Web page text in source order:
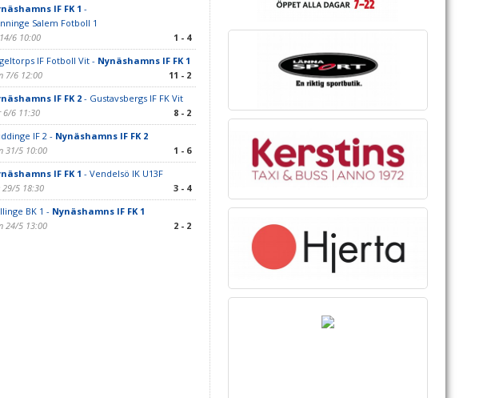
IF FK 1 -
Salem Fotboll 1
6 10:00
1 - 4
IF Fotboll Vit - Nynäshamns IF FK 1
7/6 12:00
11 - 2
IF FK 2- Gustavsbergs IF FK Vit
6/6 11:30
8 - 2
IF 2 - Nynäshamns IF FK 2
31/5 10:00
1 - 6
IF FK 1 - Vendelsö IK U13F
29/5 18:30
3 - 4
BK 1 - Nynäshamns IF FK 1
24/5 13:00
2 - 2